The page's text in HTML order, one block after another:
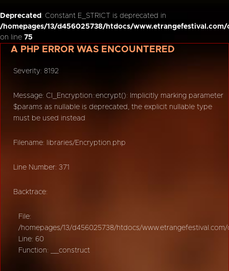
Deprecated : Constant E_STRICT is deprecated in
/homepages/13/d456025738/htdocs/
on line 75
A PHP ERROR WAS ENCOUNTERED
Severity: 8192
Message: CI_Encryption::encrypt(): Implicitly marking parameter
$params as nullable is deprecated, the explicit nullable type
must be used instead
Filename: libraries/Encryption.php
Line Number: 371
Backtrace:
File:
/homepages/13/d456025738/htdocs/
Line: 60
Function: __construct